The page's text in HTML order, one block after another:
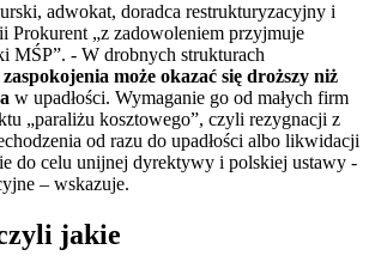
adwokat, doradca restrukturyzacyjny i
Prokurent „z zadowoleniem przyjmuje
MŚP”. - W drobnych strukturach
zaspokojenia może okazać się droższy niż
w upadłości. Wymaganie go od małych firm
„paraliżu kosztowego”, czyli rezygnacji z
od razu do upadłości albo likwidacji
do celu unijnej dyrektywy i polskiej ustawy -
– wskazuje.
jakie